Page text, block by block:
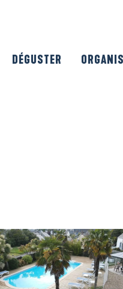
DÉGUSTER